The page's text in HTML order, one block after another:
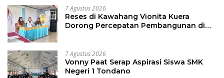
7 Agustus 2026
Reses di Kawahang Vionita Kuera
Dorong Percepatan Pembangunan di
7 Agustus 2026
Vonny Paat Serap Aspirasi Siswa SMK
Negeri 1 Tondano